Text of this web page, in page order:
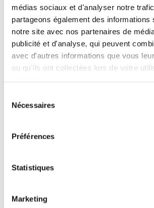
médias sociaux et d'analyser notre
partageons également des informations
notre site avec nos partenaires de
publicité et d'analyse, qui peuvent
avec d'autres informations que vous
ou qu'ils ont collectées lors de votre
Nécessaires
Préférences
Statistiques
Marketing
SAUVER OU PÉRIR
À partir de 35,00 €
Les plans